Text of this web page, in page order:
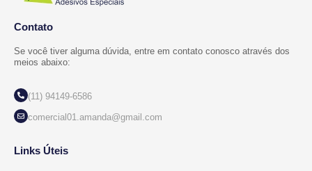
Contato
Se você tiver alguma dúvida, entre em contato conosco através dos
meios abaixo:
(11) 94149-6586
comercial01.amanda@gmail.com
Links Úteis